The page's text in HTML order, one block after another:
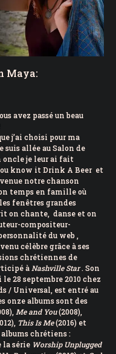
Maya:
avez passé un beau
j’ai choisi pour ma
suis allée au Salon de
oncle je leur ai fait
know it Drink A Beer et
notre chanson
temps en famille où
fenêtres grandes
on chante, danse et on
compositeur-
du web ,
célèbre grâce à ses
chrétiennes de
à Nashville Star. Son
le 28 septembre 2010 chez
/ Universal, est entré au
onze albums sont des
Me and You(2008),
This Is Me(2016) et
albums chrétiens :
la série Worship Unplugged